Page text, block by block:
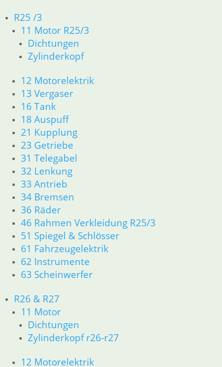
R25 /3
11 Motor R25/3
Dichtungen
Zylinderkopf
12 Motorelektrik
13 Vergaser
16 Tank
18 Auspuff
21 Kupplung
23 Getriebe
31 Telegabel
32 Lenkung
33 Antrieb
34 Bremsen
36 Räder
46 Rahmen Verkleidung R25/3
51 Spiegel & Schlösser
61 Fahrzeugelektrik
62 Instrumente
63 Scheinwerfer
R26 & R27
11 Motor
Dichtungen
Zylinderkopf r26-r27
12 Motorelektrik
Kaltstarter Zug links kurz
17,75€
Artikelnummer: 1255976
inkl. MwSt.
In den Warenkorb
Kaltstarter Zug rechts lang
17,75€
Artikelnummer: 1255977
inkl. MwSt.
zzgl. Versandkosten
In den Warenkorb
Kolben mit Deckel und
Membrane
139,00€
Artikelnummer: 1257820
inkl. MwSt.
zzgl.Versandkosten
Drosselklappen 32 Bing
Vergaser
11,67€